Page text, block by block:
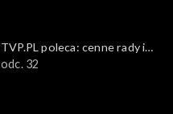
TVP.PL poleca: cenne rady i
ciekawostki
odc. 32